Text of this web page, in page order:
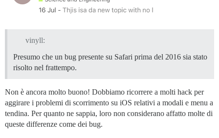
vinyll:
Presumo che un bug presente su Safari prima del 2016 sia stato
risolto nel frattempo.
Non è ancora molto buono! Dobbiamo ricorrere a molti hack per
aggirare i problemi di scorrimento su iOS relativi a modali e menu a
tendina. Per quanto ne sappia, loro non considerano affatto molte di
queste differenze come dei bug.